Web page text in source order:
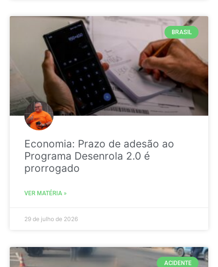
BRASIL
Economia: Prazo de adesão ao
Programa Desenrola 2.0 é
prorrogado
VER MATÉRIA »
29 de julho de 2026
ACIDENTE